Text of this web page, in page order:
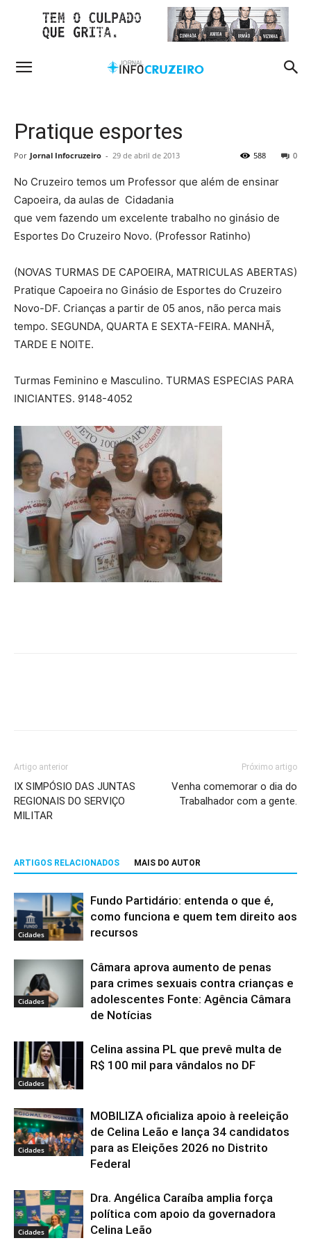
Pratique esportes
Por Jornal Infocruzeiro - 29 de abril de 2013 0
588
No Cruzeiro temos um Professor que além de ensinar
Capoeira, da aulas de Cidadania
que vem fazendo um excelente trabalho no ginásio de
Esportes Do Cruzeiro Novo. (Professor Ratinho)
(NOVAS TURMAS DE CAPOEIRA, MATRICULAS ABERTAS)
Pratique Capoeira no Ginásio de Esportes do Cruzeiro
Novo-DF. Crianças a partir de 05 anos, não perca mais
tempo. SEGUNDA, QUARTA E SEXTA-FEIRA. MANHÃ,
TARDE E NOITE.
Turmas Feminino e Masculino. TURMAS ESPECIAS PARA
INICIANTES. 9148-4052
Artigo anterior
IX SIMPÓSIO DAS JUNTAS
REGIONAIS DO SERVIÇO
MILITAR
Próximo artigo
Venha comemorar o dia do
Trabalhador com a gente.
ARTIGOS RELACIONADOS MAIS DO AUTOR
Cidades
Fundo Partidário: entenda o que é,
como funciona e quem tem direito aos
recursos
Cidades
Câmara aprova aumento de penas
para crimes sexuais contra crianças e
adolescentes Fonte: Agência Câmara
de Notícias
Cidades
Celina assina PL que prevê multa de
R$ 100 mil para vândalos no DF
Cidades
MOBILIZA oficializa apoio à reeleição
de Celina Leão e lança 34 candidatos
para as Eleições 2026 no Distrito
Federal
Cidades
Dra. Angélica Caraíba amplia força
política com apoio da governadora
Celina Leão